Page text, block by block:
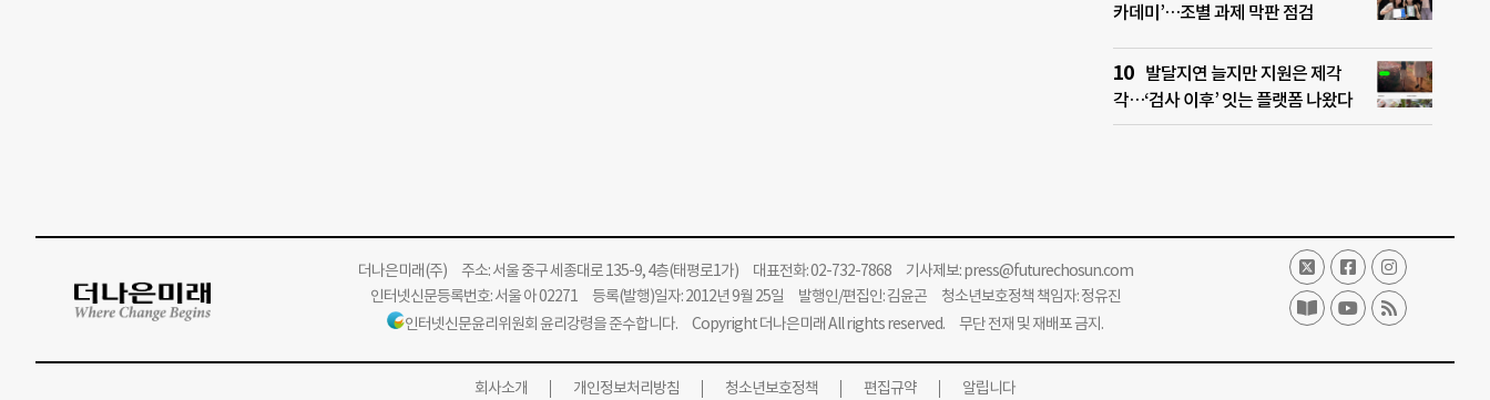
카데미’…조별 과제 막판 점검
발달지연 늘지만 지원은 제각
각…‘검사 이후’ 잇는 플랫폼 나왔다
더나은미래(주)주소: 서울 중구 세종대로 135-9, 4층(태평로1가) 대표전화: 02-732-7868 기사제보:press@futurechosun.com
인터넷신문등록번호: 서울 아 02271 등록(발행)일자: 2012년 9월 25일 발행인/편집인: 김윤곤 청소년보호정책 책임자: 정유진
인터넷신문윤리위원회 윤리강령을 준수합니다. Copyright 더나은미래 All rights reserved. 무단 전재 및 재배포 금지.
회사소개 개인정보처리방침 청소년보호정책 편집규약 알립니다